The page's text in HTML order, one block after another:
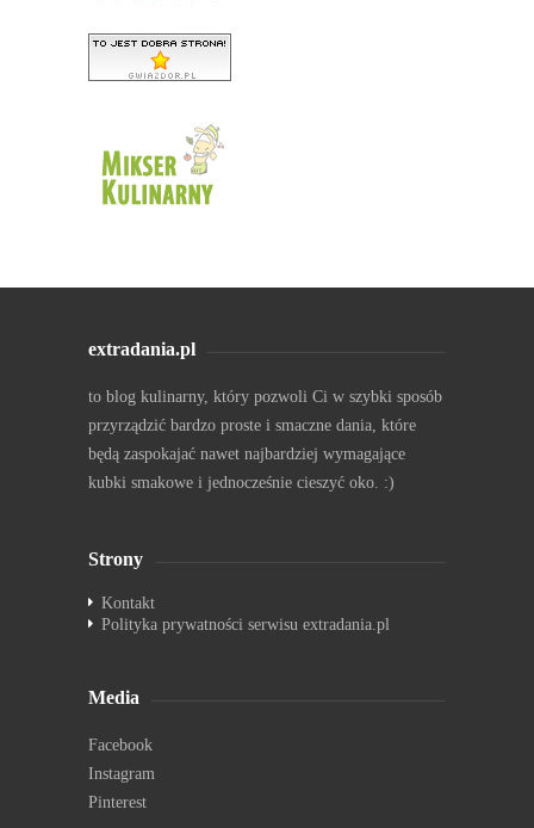
extradania.pl
to blog kulinarny, który pozwoli Ci w szybki sposób
przyrządzić bardzo proste i smaczne dania, które
będą zaspokajać nawet najbardziej wymagające
kubki smakowe i jednocześnie cieszyć oko. :)
Strony
Kontakt
Polityka prywatności serwisu extradania.pl
Media
Facebook
Instagram
Pinterest